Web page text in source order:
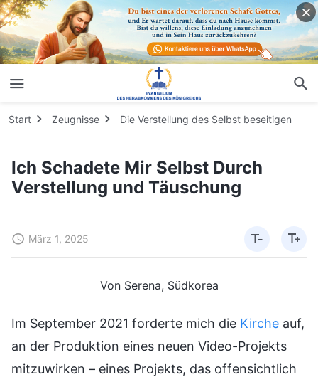
Start Zeugnisse Die Verstellung des Selbst beseitigen
Ich Schadete Mir Selbst Durch
Verstellung und Täuschung
März 1, 2025
Von Serena, Südkorea
Im September 2021 forderte mich die Kirche auf,
an der Produktion eines neuen Video-Projekts
mitzuwirken – eines Projekts, das offensichtlich